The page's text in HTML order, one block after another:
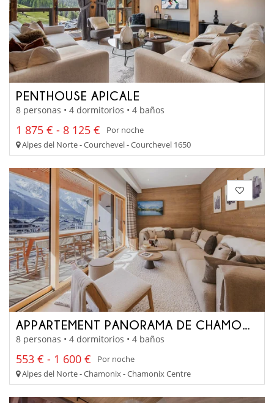
PENTHOUSE APICALE
8 personas • 4 dormitorios • 4 baños
1 875 € - 8 125 €
Por noche
Alpes del Norte - Courchevel - Courchevel 1650
APPARTEMENT PANORAMA DE CHAMONIX
8 personas • 4 dormitorios • 4 baños
553 € - 1 600 €
Por noche
Alpes del Norte - Chamonix - Chamonix Centre